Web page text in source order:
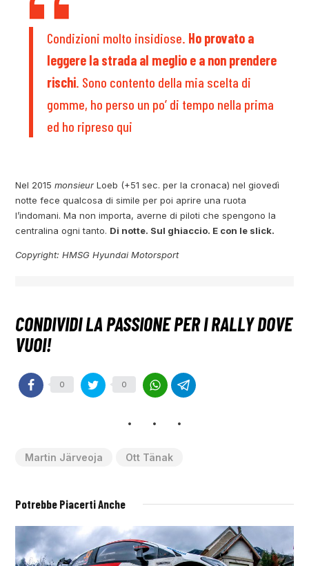
Condizioni molto insidiose. Ho provato a
leggere la strada al meglio e a non prendere
rischi. Sono contento della mia scelta di
gomme, ho perso un po’ di tempo nella prima
ed ho ripreso qui
Nel 2015monsieur Loeb (+51 sec. per la cronaca) nel giovedì
notte fece qualcosa di simile per poi aprire una ruota
l’indomani. Ma non importa, averne di piloti che spengono la
centralina ogni tanto. Di notte. Sul ghiaccio. E con le slick.
Copyright: HMSG Hyundai Motorsport
0 0
Martin Järveoja Ott Tänak
Potrebbe Piacerti Anche